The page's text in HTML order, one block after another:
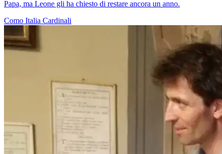
Papa, ma Leone gli ha chiesto di restare ancora un anno.
Como Italia Cardinali